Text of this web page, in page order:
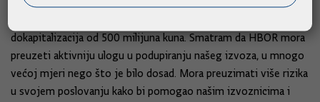
dokapitalizacija od 500 milijuna kuna. Smatram da HBOR mora
preuzeti aktivniju ulogu u podupiranju našeg izvoza, u mnogo
većoj mjeri nego što je bilo dosad. Mora preuzimati više rizika
u svojem poslovanju kako bi pomogao našim izvoznicima i